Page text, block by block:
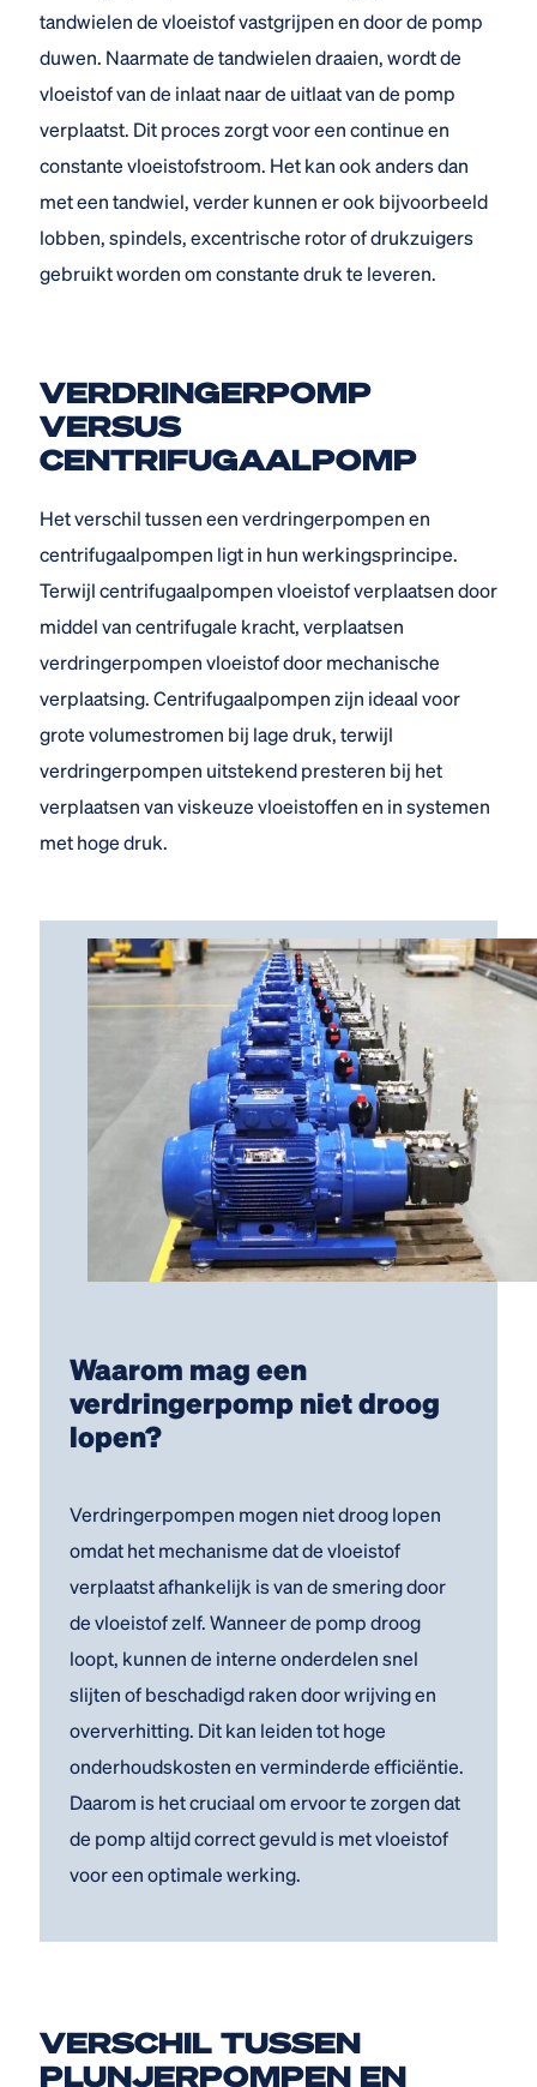
tandwielen de vloeistof vastgrijpen en door de pomp
duwen. Naarmate de tandwielen draaien, wordt de
vloeistof van de inlaat naar de uitlaat van de pomp
verplaatst. Dit proces zorgt voor een continue en
constante vloeistofstroom. Het kan ook anders dan
met een tandwiel, verder kunnen er ook bijvoorbeeld
lobben, spindels, excentrische rotor of drukzuigers
gebruikt worden om constante druk te leveren.
VERDRINGERPOMP
VERSUS
CENTRIFUGAALPOMP
Het verschil tussen een verdringerpompen en
centrifugaalpompen ligt in hun werkingsprincipe.
Terwijl centrifugaalpompen vloeistof verplaatsen door
middel van centrifugale kracht, verplaatsen
verdringerpompen vloeistof door mechanische
verplaatsing. Centrifugaalpompen zijn ideaal voor
grote volumestromen bij lage druk, terwijl
verdringerpompen uitstekend presteren bij het
verplaatsen van viskeuze vloeistoffen en in systemen
met hoge druk.
Waarom mag een
verdringerpomp niet droog
lopen?
Verdringerpompen mogen niet droog lopen
omdat het mechanisme dat de vloeistof
verplaatst afhankelijk is van de smering door
de vloeistof zelf. Wanneer de pomp droog
loopt, kunnen de interne onderdelen snel
slijten of beschadigd raken door wrijving en
oververhitting. Dit kan leiden tot hoge
onderhoudskosten en verminderde efficiëntie.
Daarom is het cruciaal om ervoor te zorgen dat
de pomp altijd correct gevuld is met vloeistof
voor een optimale werking.
VERSCHIL TUSSEN
PLUNJERPOMPEN EN